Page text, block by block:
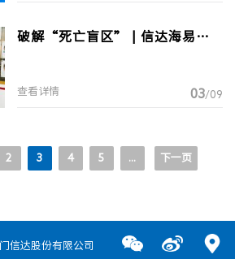
破解“死亡盲区” | 信达海易盲
查看详情 03/09
2 3 4 5 ... 下一页
信达股份有限公司